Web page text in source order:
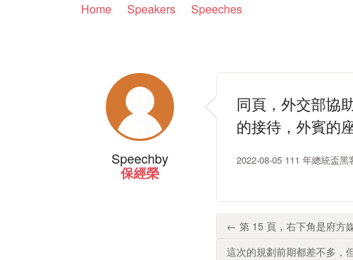
Home Speakers Speeches
Speechby
保經榮
同頁，外交部協
的接待，外賓的
2022-08-05 111 年總統盃
← 第 15 頁，右下角是府方
這次的規劃前期都差不多，